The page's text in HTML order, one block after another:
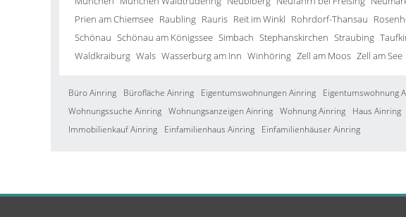
Prien am Chiemsee Raubling Rauris Reit im Winkl Rohrdorf-Thansau
Schönau Schönau am Königssee Simbach Stephanskirchen Straubing
Waldkraiburg Wals Wasserburg am Inn Winhöring Zell am Moos Zell am See
Büro Ainring Bürofläche Ainring Eigentumswohnungen Ainring Eigentumswohnung
Wohnungssuche Ainring Wohnungsanzeigen Ainring Wohnung Ainring Haus Ainring
Immobilienkauf Ainring
Einfamilienhaus Ainring Einfamilienhäuser Ainring